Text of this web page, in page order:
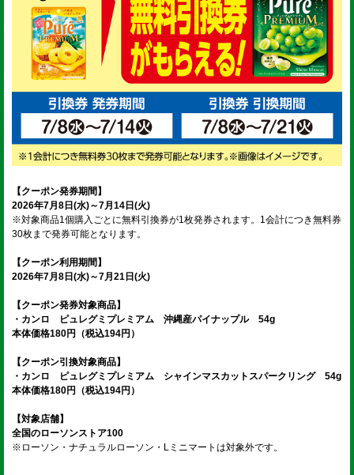
【クーポン発券期間】
2026年7月8日(水)～7月14日(火)
※対象商品1個購入ごとに無料引換券が1枚発券されます。1会計につき無料券
30枚まで発券可能となります。
【クーポン利用期間】
2026年7月8日(水)～7月21日(火)
【クーポン発券対象商品】
・カンロ ピュレグミプレミアム 沖縄産パイナップル 54g
本体価格180円（税込194円）
【クーポン引換対象商品】
・カンロ ピュレグミプレミアム シャインマスカットスパークリング 54g
本体価格180円（税込194円）
【対象店舗】
全国のローソンストア100
※ローソン・ナチュラルローソン・Lミニマートは対象外です。